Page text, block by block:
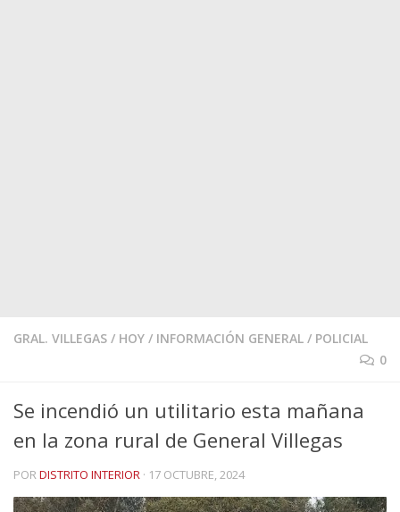
GRAL. VILLEGAS / HOY / INFORMACIÓN GENERAL / POLICIAL
0
Se incendió un utilitario esta mañana
en la zona rural de General Villegas
PORDISTRITO INTERIOR · 17 OCTUBRE, 2024